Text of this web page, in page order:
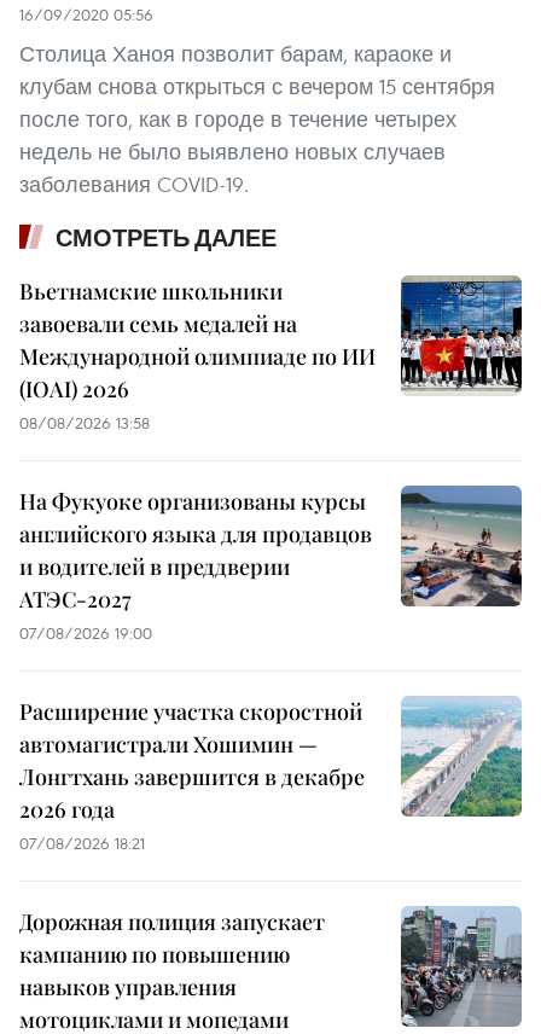
16/09/2020 05:56
Столица Ханоя позволит барам, караоке и
клубам снова открыться с вечером 15 сентября
после того, как в городе в течение четырех
недель не было выявлено новых случаев
заболевания COVID-19.
СМОТРЕТЬ ДАЛЕЕ
Вьетнамские школьники
завоевали семь медалей на
Международной олимпиаде по ИИ
(IOAI) 2026
08/08/2026 13:58
На Фукуоке организованы курсы
английского языка для продавцов
и водителей в преддверии
АТЭС-2027
07/08/2026 19:00
Расширение участка скоростной
автомагистрали Хошимин —
Лонгтхань завершится в декабре
2026 года
07/08/2026 18:21
Дорожная полиция запускает
кампанию по повышению
навыков управления
мотоциклами и мопедами